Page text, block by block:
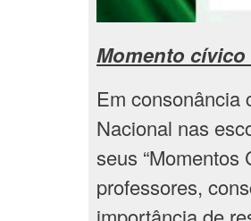
Momento cívico
Em consonância
Nacional nas
seus “Momentos
professores,